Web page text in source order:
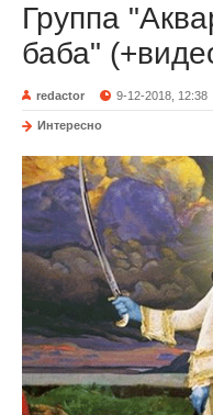
Группа
баба"
redactor 9-12-2018, 12:38
Интересно